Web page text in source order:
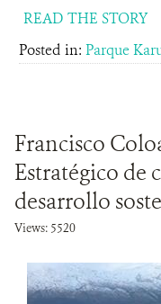
READ THE STORY
Posted in: Parque
Francisco
Estratégico de
desarrollo
Views: 5520